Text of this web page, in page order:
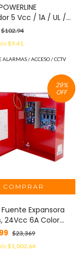
5 Vcc / 1A / UL /
Entrada de 100-
/ Para uso, solo en
de 5
marca ZK MOD:
$102.94
$9.41
ALARMAS / ACCESO / CCTV
29%
OFF
Fuente Expansora
24Vcc 6A Color
FN-642-ULADA-R
$23,369
$1,002.64